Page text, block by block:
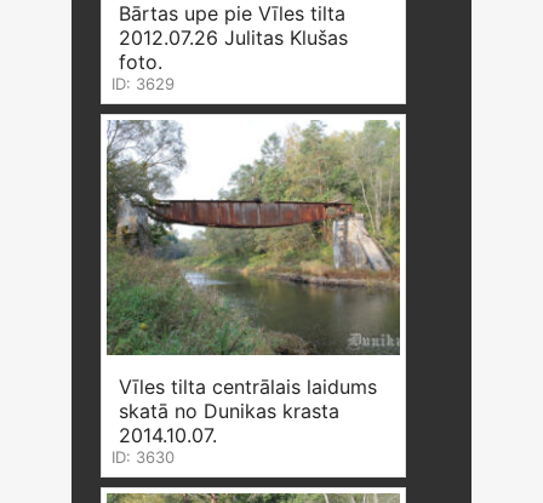
Bārtas upe pie Vīles tilta
2012.07.26 Julitas Klušas
foto.
ID: 3629
Vīles tilta centrālais laidums
skatā no Dunikas krasta
2014.10.07.
ID: 3630